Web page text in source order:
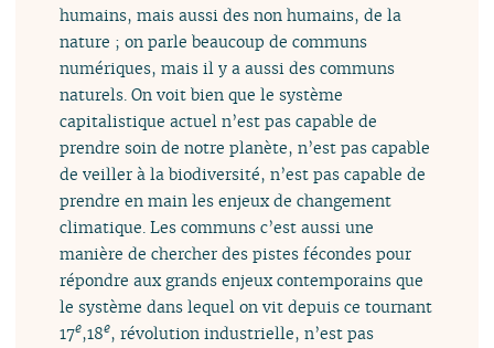
humains, mais aussi des non humains, de la
nature ; on parle beaucoup de communs
numériques, mais il y a aussi des communs
naturels. On voit bien que le système
capitalistique actuel n’est pas capable de
prendre soin de notre planète, n’est pas capable
de veiller à la biodiversité, n’est pas capable de
prendre en main les enjeux de changement
climatique. Les communs c’est aussi une
manière de chercher des pistes fécondes pour
répondre aux grands enjeux contemporains que
le système dans lequel on vit depuis ce tournant
17e,18e, révolution industrielle, n’est pas